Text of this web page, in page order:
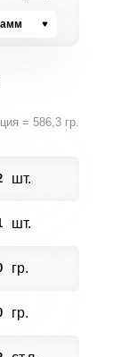
= 586,3 гр.
шт.
шт.
гр.
гр.